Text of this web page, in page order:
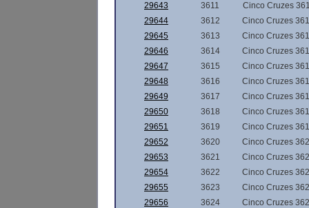
29643
3611
Cinco Cruzes
29644
3612
Cinco Cruzes
29645
3613
Cinco Cruzes
29646
3614
Cinco Cruzes
29647
3615
Cinco Cruzes
29648
3616
Cinco Cruzes
29649
3617
Cinco Cruzes
29650
3618
Cinco Cruzes
29651
3619
Cinco Cruzes
29652
3620
Cinco Cruzes
29653
3621
Cinco Cruzes
29654
3622
Cinco Cruzes
29655
3623
Cinco Cruzes
29656
3624
Cinco Cruzes